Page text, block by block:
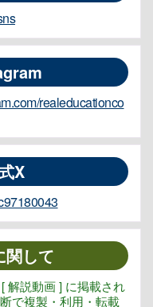
realeducationco
X
関して
解説動画 ] に掲載され
で複製・利用・転載